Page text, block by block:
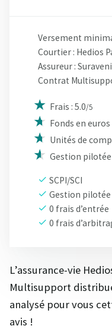
Versement
Courtier : Hedios
Assureur :
Contrat
Frais : 5.0/5
Fonds en euros
Unités de
Gestion pilotée
SCPI/SCI
Gestion pilotée
0 frais d’entrée
0 frais
L’assurance-vie
Multisupport
analysé pour vous
avis !